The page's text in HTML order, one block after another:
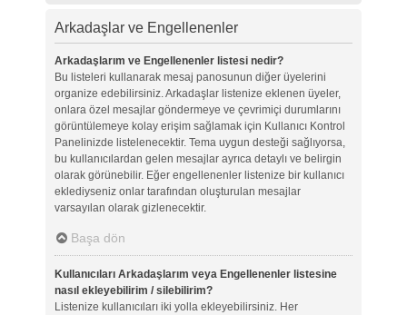
Arkadaşlar ve Engellenenler
Arkadaşlarım ve Engellenenler listesi nedir?
Bu listeleri kullanarak mesaj panosunun diğer üyelerini
organize edebilirsiniz. Arkadaşlar listenize eklenen üyeler,
onlara özel mesajlar göndermeye ve çevrimiçi durumlarını
görüntülemeye kolay erişim sağlamak için Kullanıcı Kontrol
Panelinizde listelenecektir. Tema uygun desteği sağlıyorsa,
bu kullanıcılardan gelen mesajlar ayrıca detaylı ve belirgin
olarak görünebilir. Eğer engellenenler listenize bir kullanıcı
eklediyseniz onlar tarafından oluşturulan mesajlar
varsayılan olarak gizlenecektir.
Başa dön
Kullanıcıları Arkadaşlarım veya Engellenenler listesine
nasıl ekleyebilirim / silebilirim?
Listenize kullanıcıları iki yolla ekleyebilirsiniz. Her